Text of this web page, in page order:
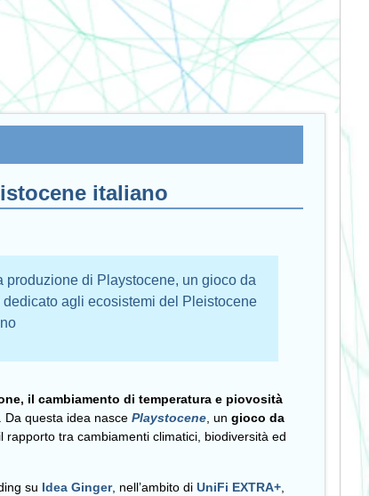
italiano
di Playstocene, un gioco da
agli ecosistemi del Pleistocene
il cambiamento di temperatura e piovosità
. Da questa idea nascePlaystocene , ungioco da
tra cambiamenti climatici, biodiversità ed
su Idea Ginger, nell’ambito diUniFi EXTRA+